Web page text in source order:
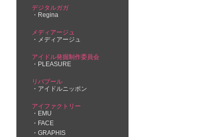
デジタルガガ
Regina
メディアージュ
メディアージュ
アイドル発掘制作委員会
PLEASURE
リバプール
アイドルニッポン
アイファクトリー
EMU
FACE
GRAPHIS